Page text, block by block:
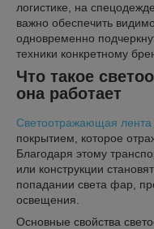
логистике, на
важно обеспечить
одновременно
техники конкретному
Что такое
она работает
Светоотражающая лента
покрытием, которое
Благодаря этому
или конструкции
попадании света фар,
освещения.
Основные свойства